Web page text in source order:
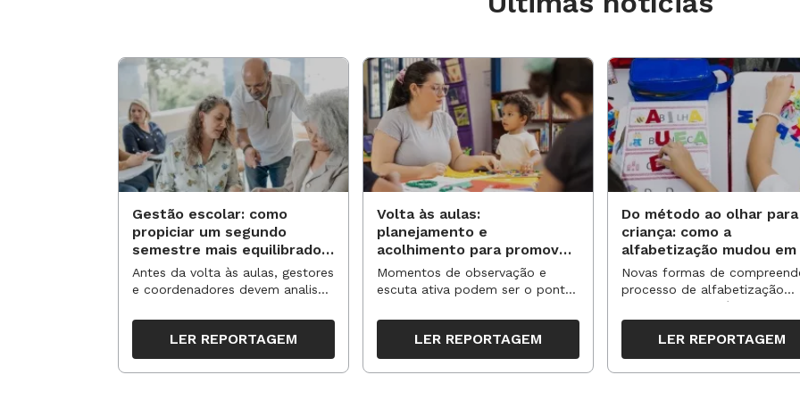
Gestão escolar: como
propiciar um segundo
semestre mais equilibrado
para os professores?
Antes da volta às aulas, gestores
e coordenadores devem analisar
organizar ações para orientar o
trabalho pedagógico ao longo
do período
LER REPORTAGEM
Volta às aulas:
planejamento e
acolhimento para promover
novas aprendizagens
Momentos de observação e
escuta ativa podem ser o ponto
tempos, espaços e propostas no
segundo semestre
LER REPORTAGEM
Do método ao olhar para
criança: como a
alfabetização mudou em
anos?
Novas formas de
processo de alfabetização
influenciaram políticas e
práticas, transformando o
da leitura e da escrita
LER REPORTAGEM